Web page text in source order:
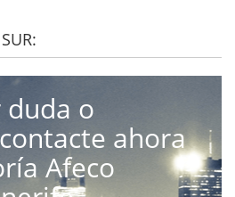
o
ahora
Afeco